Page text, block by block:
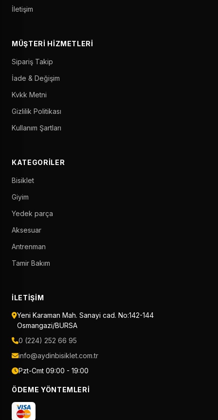
İletişim
MÜŞTERI HIZMETLERI
Sipariş Takip
İade & Değişim
Kvkk Metni
Gizlilik Politikası
Kullanım Şartları
KATEGORILER
Bisiklet
Giyim
Yedek parça
Aksesuar
Antrenman
Tamir Bakım
İLETIŞIM
Yeni Karaman Mah. Sanayi cad. No:142-144
Osmangazi/BURSA
0 (224) 252 66 95
info@aydinbisiklet.com.tr
Pzt-Cmt 09:00 - 19:00
ÖDEME YÖNTEMLERI